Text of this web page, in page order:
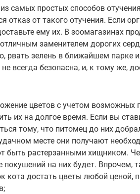
самых простых способов
отказ от такого отучения. Если
ему их. В зоомагазинах
заменителем дорогих
рвать зелень в ближайшем парке
всегда безопасна, и, к тому же,
цветов с учетом возможных
их на долгое время. Если вы
тому, что питомец до них
месте они получают
быть растерзанными хищником.
покушений на них будет. Впрочем,
кота достать цветы любой ценой,